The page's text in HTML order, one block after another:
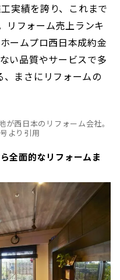
実績を誇り、これまで
リフォーム売上ランキ
ームプロ西日本成約金
い品質やサービスで多
、まさにリフォームの
西日本のリフォーム会社。
より引用
全面的なリフォームま